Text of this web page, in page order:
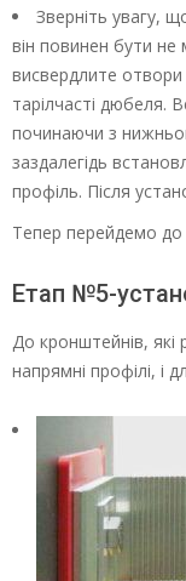
Зверніть увагу,
він повинен бути не
висвердлите отвори
тарілчасті дюбеля.
починаючи з
заздалегідь
профіль. Після
Тепер перейдемо до
Етап №5-
До кронштейнів, які
напрямні профілі, і